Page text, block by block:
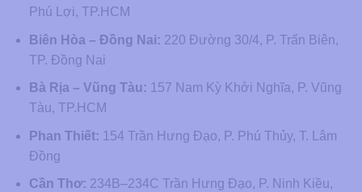
Phú Lợi, TP.HCM
Biên Hòa – Đồng Nai: 220 Đường 30/4, P. Trấn Biên,
TP. Đồng Nai
Bà Rịa – Vũng Tàu: 157 Nam Kỳ Khởi Nghĩa, P. Vũng
Tàu, TP.HCM
Phan Thiết: 154 Trần Hưng Đạo, P. Phú Thủy, T. Lâm
Đồng
Cần Thơ: 234B–234C Trần Hưng Đạo, P. Ninh Kiều,